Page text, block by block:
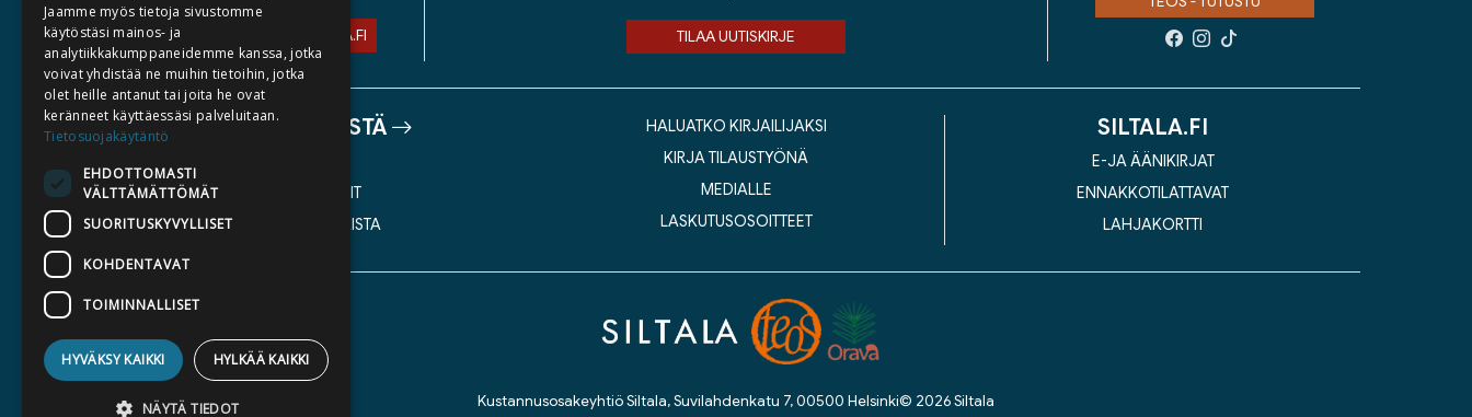
ASIAKASPALVELU@STORIA.FI TILAA UUTISKIRJE
TIETOA MEISTÄ
KATALOGIT
AJANKOHTAISTA
HALUATKO KIRJAILIJAKSI
KIRJA TILAUSTYÖNÄ
MEDIALLE
LASKUTUSOSOITTEET
SILTALA.FI
E-JA ÄÄNIKIRJAT
ENNAKKOTILATTAVAT
LAHJAKORTTI
Kustannusosakeyhtiö Siltala, Suvilahdenkatu 7, 00500 Helsinki© 2026 Siltala
Jaamme myös tietoja sivustomme
käytöstäsi mainos- ja
analytiikkakumppaneidemme kanssa, jotka
voivat yhdistää ne muihin tietoihin, jotka
olet heille antanut tai joita he ovat
keränneet käyttäessäsi palveluitaan.
Tietosuojakäytäntö
EHDOTTOMASTI
VÄLTTÄMÄTTÖMÄT
SUORITUSKYVYLLISET
KOHDENTAVAT
TOIMINNALLISET
HYVÄKSY KAIKKI HYLKÄÄ KAIKKI
NÄYTÄ TIEDOT